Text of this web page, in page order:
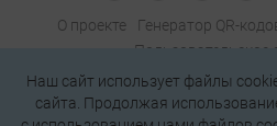
О проекте Генератор QR-
Пользовательское
Политика
Подписаться на
Наш сайт использует файлы
сайта. Продолжая